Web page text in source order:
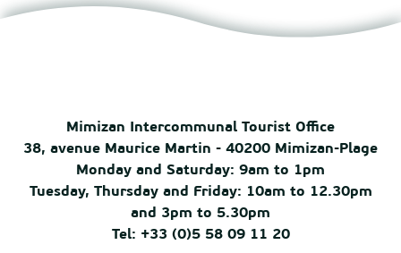
Mimizan Intercommunal Tourist Office
38, avenue Maurice Martin - 40200 Mimizan-Plage
Monday and Saturday: 9am to 1pm
Tuesday, Thursday and Friday: 10am to 12.30pm
and 3pm to 5.30pm
Tel: +33 (0)5 58 09 11 20